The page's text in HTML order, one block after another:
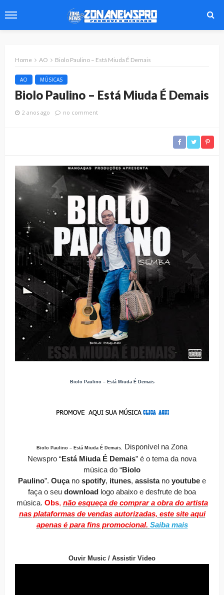
Home AO Biolo Paulino – Está Miuda É Demais
AO MÚSICAS
Biolo Paulino – Está Miuda É Demais
2 anos ago no comment
Biolo Paulino – Está Miuda É Demais
Biolo Paulino – Está Miuda É Demais. Disponível na Zona
Newspro “Está Miuda É Demais” é o tema da nova
música do “Biolo
Paulino”. Ouçano spotify, itunes, assistano youtube e
faça o seu download logo abaixo e desfrute de boa
música. Obs, não esqueça de comprar a obra do artista
nas plataformas de vendas autorizadas, este site aqui
apenas é para fins promocional. Saiba mais
Ouvir Music / Assistir Video